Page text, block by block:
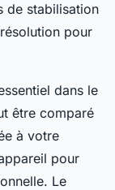
de stabilisation
pour
dans le
être comparé
à votre
pour
Le